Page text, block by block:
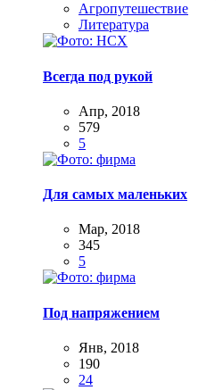
Агропутешествие
Литература
Всегда под рукой
Апр, 2018
579
5
Для самых маленьких
Мар, 2018
345
5
Под напряжением
Янв, 2018
190
24